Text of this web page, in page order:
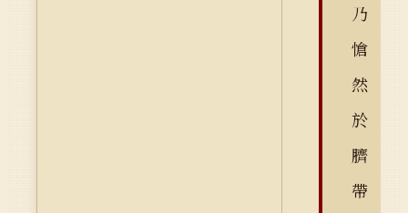
乃
愴
然
於
臍
帶